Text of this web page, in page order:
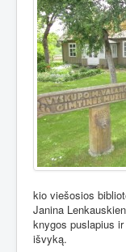
kio viešosios
Janina
knygos puslapius
išvyką.